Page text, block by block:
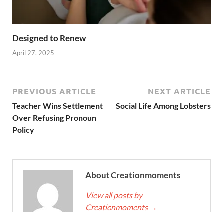
Designed to Renew
April 27, 2025
PREVIOUS ARTICLE
Teacher Wins Settlement
Over Refusing Pronoun
Policy
NEXT ARTICLE
Social Life Among Lobsters
About Creationmoments
View all posts by
Creationmoments →